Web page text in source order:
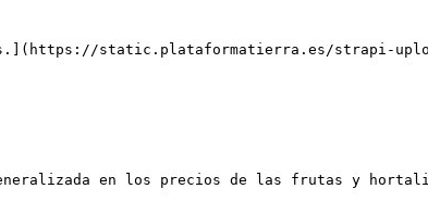
static.plataformatierra.es/strapi-uploads/
en los precios de las frutas y